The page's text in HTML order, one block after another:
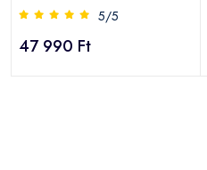
4izzó
5/5
47 990 Ft